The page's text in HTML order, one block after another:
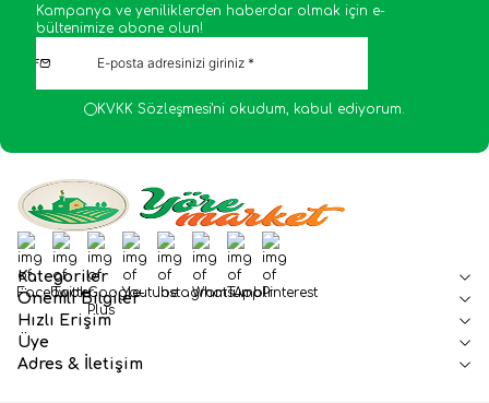
Kampanya ve yeniliklerden haberdar olmak için e-
bültenimize abone olun!
KVKK Sözleşmesi'niokudum, kabul ediyorum.
Facebook
TwitterGoogle-Plus
YoutubeInstagram
WhatsApp
TumblrPinterest
Kategoriler
Önemli Bilgiler
Hızlı Erişim
Üye
Adres & İletişim